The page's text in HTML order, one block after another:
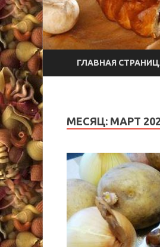
ГЛАВНАЯ
МЕСЯЦ: МАРТ